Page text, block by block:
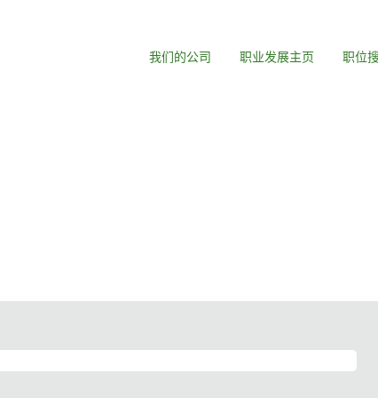
我们的公司 职业发展主页 职位